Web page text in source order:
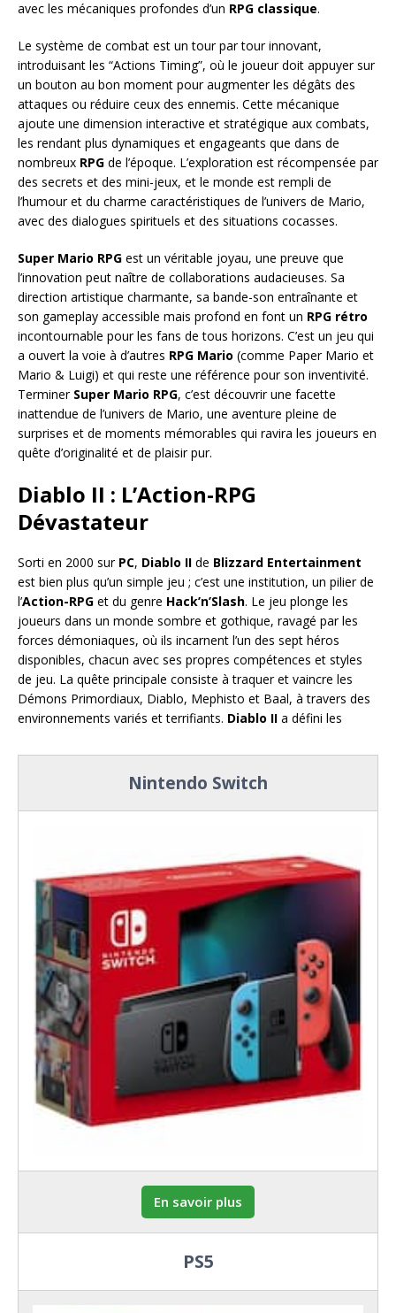
avec les mécaniques profondes d’un RPG classique.
Le système de combat est un tour par tour innovant,
introduisant les “Actions Timing”, où le joueur doit appuyer sur
un bouton au bon moment pour augmenter les dégâts des
attaques ou réduire ceux des ennemis. Cette mécanique
ajoute une dimension interactive et stratégique aux combats,
les rendant plus dynamiques et engageants que dans de
nombreux RPG de l’époque. L’exploration est récompensée par
des secrets et des mini-jeux, et le monde est rempli de
l’humour et du charme caractéristiques de l’univers de Mario,
avec des dialogues spirituels et des situations cocasses.
Super Mario RPG est un véritable joyau, une preuve que
l’innovation peut naître de collaborations audacieuses. Sa
direction artistique charmante, sa bande-son entraînante et
son gameplay accessible mais profond en font un RPG rétro
incontournable pour les fans de tous horizons. C’est un jeu qui
a ouvert la voie à d’autres RPG Mario (comme Paper Mario et
Mario & Luigi) et qui reste une référence pour son inventivité.
Terminer Super Mario RPG, c’est découvrir une facette
inattendue de l’univers de Mario, une aventure pleine de
surprises et de moments mémorables qui ravira les joueurs en
quête d’originalité et de plaisir pur.
Diablo II : L’Action-RPG
Dévastateur
Sorti en 2000 sur PC, Diablo II de Blizzard Entertainment
est bien plus qu’un simple jeu ; c’est une institution, un pilier de
l’Action-RPG et du genre Hack’n’Slash. Le jeu plonge les
joueurs dans un monde sombre et gothique, ravagé par les
forces démoniaques, où ils incarnent l’un des sept héros
disponibles, chacun avec ses propres compétences et styles
de jeu. La quête principale consiste à traquer et vaincre les
Démons Primordiaux, Diablo, Mephisto et Baal, à travers des
environnements variés et terrifiants. Diablo II a défini les
Nintendo Switch
En savoir plus
PS5